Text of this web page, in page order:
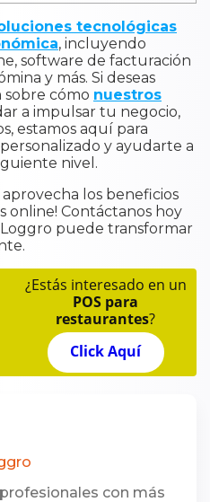
tecnológicas
, incluyendo
software de facturación
y más. Si deseas
cómo nuestros
a impulsar tu negocio,
estamos aquí para
y ayudarte a
nivel.
aprovecha los beneficios
online! Contáctanos hoy
puede transformar
¿Estás interesado en un
POS para
restaurantes?
Click Aquí
con más